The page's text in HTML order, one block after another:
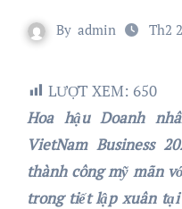
By admin Th2
LƯỢT XEM: 650
Hoa hậu Doanh nhân Việt Nam 2025 – Miss
VietNam Business
thành công mỹ mãn
trong tiết lập xuân